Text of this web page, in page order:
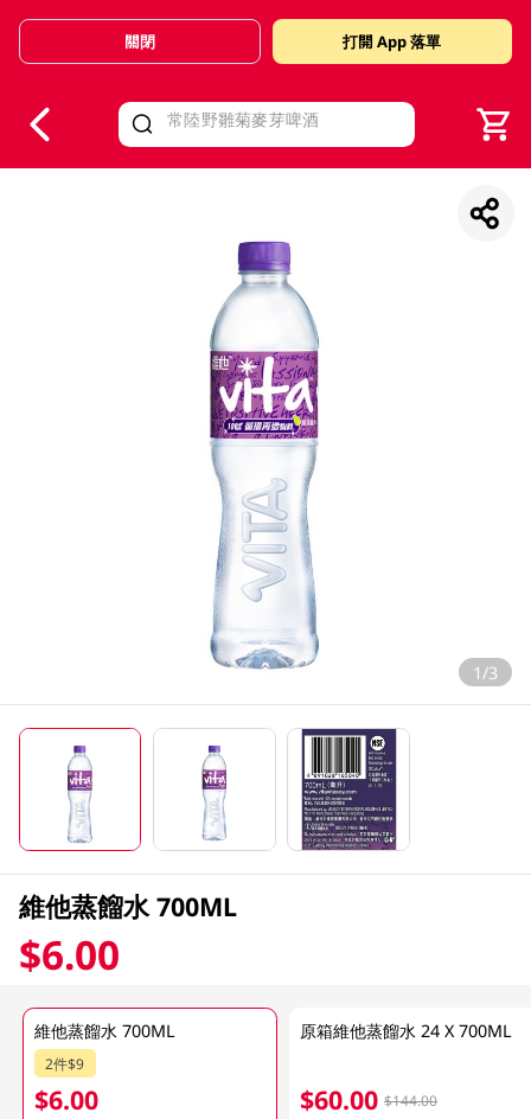
Valid Until 30 June 2026
關閉 打開 App 落單
1/3
維他蒸餾水 700ML
$6.00
維他蒸餾水 700ML
2件$9
$6.00
原箱維他蒸餾水 24 X 700ML
$60.00 $144.00